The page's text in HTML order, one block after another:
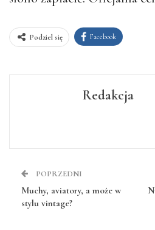
Podziel się Facebook
Redakcja
POPRZEDNI
Muchy, aviatory, a może w
stylu vintage?